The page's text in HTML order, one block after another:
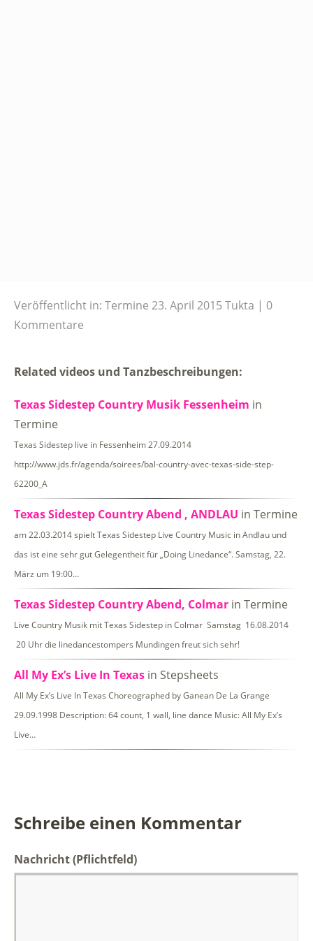
Veröffentlicht in: Termine 23. April 2015 Tukta
0
Kommentare
Related videos und Tanzbeschreibungen:
Texas Sidestep Country Musik Fessenheim in
Termine
Texas Sidestep live in Fessenheim 27.09.2014
http://www.jds.fr/agenda/soirees/bal-country-avec-texas-side-step-
62200_A
Texas Sidestep Country Abend , ANDLAU in Termine
am 22.03.2014 spielt Texas Sidestep Live Country Music in Andlau und
das ist eine sehr gut Gelegentheit für „Doing Linedance“. Samstag, 22.
März um 19:00…
Texas Sidestep Country Abend, Colmar in Termine
Live Country Musik mit Texas Sidestep in Colmar Samstag 16.08.2014
20 Uhr die linedancestompers Mundingen freut sich sehr!
All My Ex’s Live In Texas in Stepsheets
All My Ex’s Live In Texas Choreographed by Ganean De La Grange
29.09.1998 Description: 64 count, 1 wall, line dance Music: All My Ex’s
Live…
Schreibe einen Kommentar
Nachricht(Pflichtfeld)